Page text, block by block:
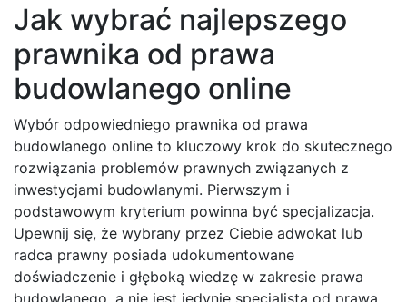
Jak wybrać najlepszego
prawnika od prawa
budowlanego online
Wybór odpowiedniego prawnika od prawa
budowlanego online to kluczowy krok do skutecznego
rozwiązania problemów prawnych związanych z
inwestycjami budowlanymi. Pierwszym i
podstawowym kryterium powinna być specjalizacja.
Upewnij się, że wybrany przez Ciebie adwokat lub
radca prawny posiada udokumentowane
doświadczenie i głęboką wiedzę w zakresie prawa
budowlanego, a nie jest jedynie specjalistą od prawa